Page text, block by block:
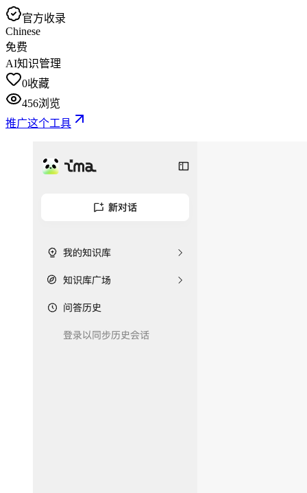
官方收录
Chinese
免费
AI知识管理
0收藏
456浏览
推广这个工具